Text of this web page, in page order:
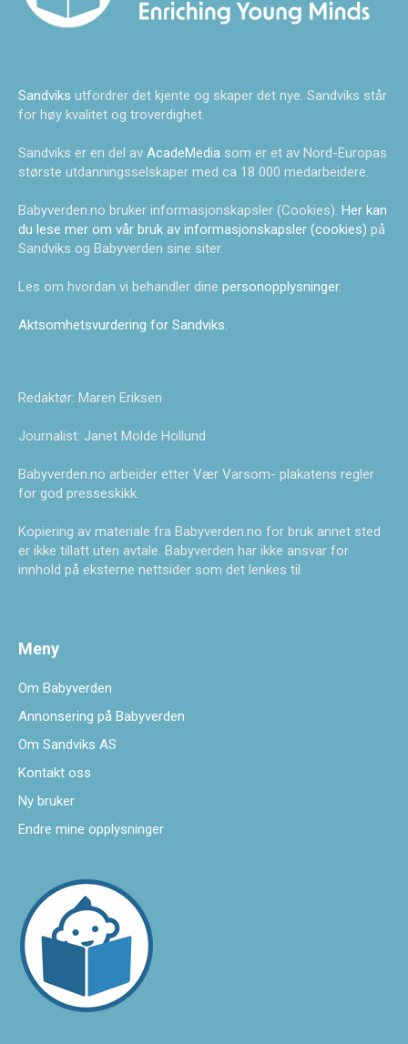
Sandviks utfordrer det kjente og skaper det nye. Sandviks står
for høy kvalitet og troverdighet.
Sandviks er en del av AcadeMedia som er et av Nord-Europas
største utdanningsselskaper med ca 18 000 medarbeidere.
Babyverden.no bruker informasjonskapsler (Cookies). Her kan
du lese mer om vår bruk av informasjonskapsler (cookies) på
Sandviks og Babyverden sine siter.
Les om hvordan vi behandler dine personopplysninger.
Aktsomhetsvurdering for Sandviks
Redaktør: Maren Eriksen
Journalist: Janet Molde Hollund
Babyverden.no arbeider etter Vær Varsom- plakatens regler
for god presseskikk.
Kopiering av materiale fra Babyverden.no for bruk annet sted
er ikke tillatt uten avtale. Babyverden har ikke ansvar for
innhold på eksterne nettsider som det lenkes til.
Meny
Om Babyverden
Annonsering på Babyverden
Om Sandviks AS
Kontakt oss
Ny bruker
Endre mine opplysninger